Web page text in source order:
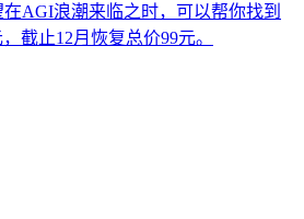
AGI浪潮来临之时，可以帮你找到
截止12月恢复总价99元。